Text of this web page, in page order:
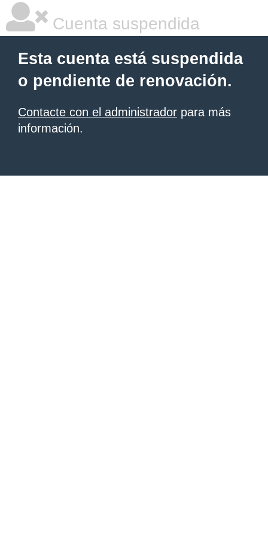
Cuenta suspendida
Esta cuenta está suspendida
o pendiente de renovación.
Contacte con el administrador para más
información.